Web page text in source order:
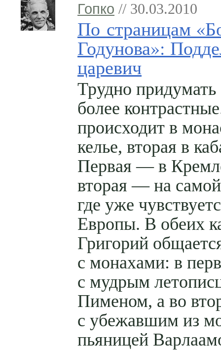
Гопко // 30.03.2010
По страницам
Годунова»:
царевич
Трудно
более
происходит в
келье, вторая в
Первая — в
вторая — на
где уже
Европы. В обеих
Григорий
с монахами: в
с мудрым
Пименом, а во
с убежавшим из
пьяницей